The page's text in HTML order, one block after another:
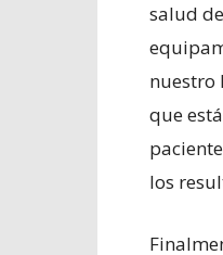
salud
nuestro
que
los